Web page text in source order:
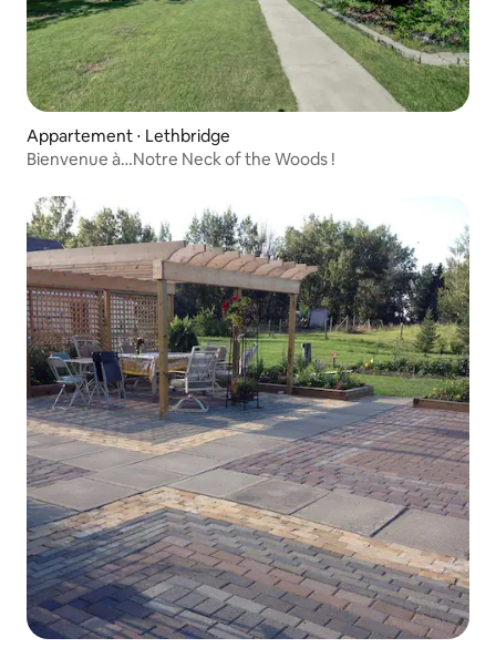
Appartement ⋅ Lethbridge
Bienvenue à…Notre Neck of the Woods !